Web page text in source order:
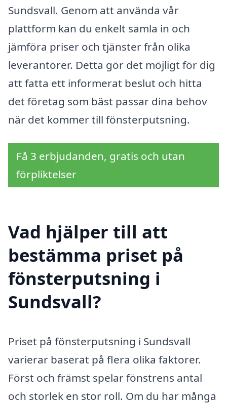
Sundsvall. Genom att använda vår
plattform kan du enkelt samla in och
jämföra priser och tjänster från olika
leverantörer. Detta gör det möjligt för dig
att fatta ett informerat beslut och hitta
det företag som bäst passar dina behov
när det kommer till fönsterputsning.
Få 3 erbjudanden, gratis och utan
förpliktelser
Vad hjälper till att
bestämma priset på
fönsterputsning i
Sundsvall?
Priset på fönsterputsning i Sundsvall
varierar baserat på flera olika faktorer.
Först och främst spelar fönstrens antal
och storlek en stor roll. Om du har många